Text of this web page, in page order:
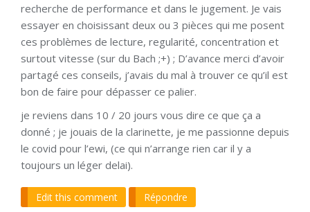
recherche de performance et dans le jugement. Je vais
essayer en choisissant deux ou 3 pièces qui me posent
ces problèmes de lecture, regularité, concentration et
surtout vitesse (sur du Bach ;+) ; D’avance merci d’avoir
partagé ces conseils, j’avais du mal à trouver ce qu’il est
bon de faire pour dépasser ce palier.
je reviens dans 10 / 20 jours vous dire ce que ça a
donné ; je jouais de la clarinette, je me passionne depuis
le covid pour l’ewi, (ce qui n’arrange rien car il y a
toujours un léger delai).
Edit this comment Répondre